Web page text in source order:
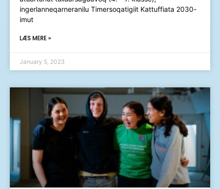
ingerlanneqarneranilu Timersoqatigiit Kattuffiata 2030-
imut
LÆS MERE »
January 5, 2023